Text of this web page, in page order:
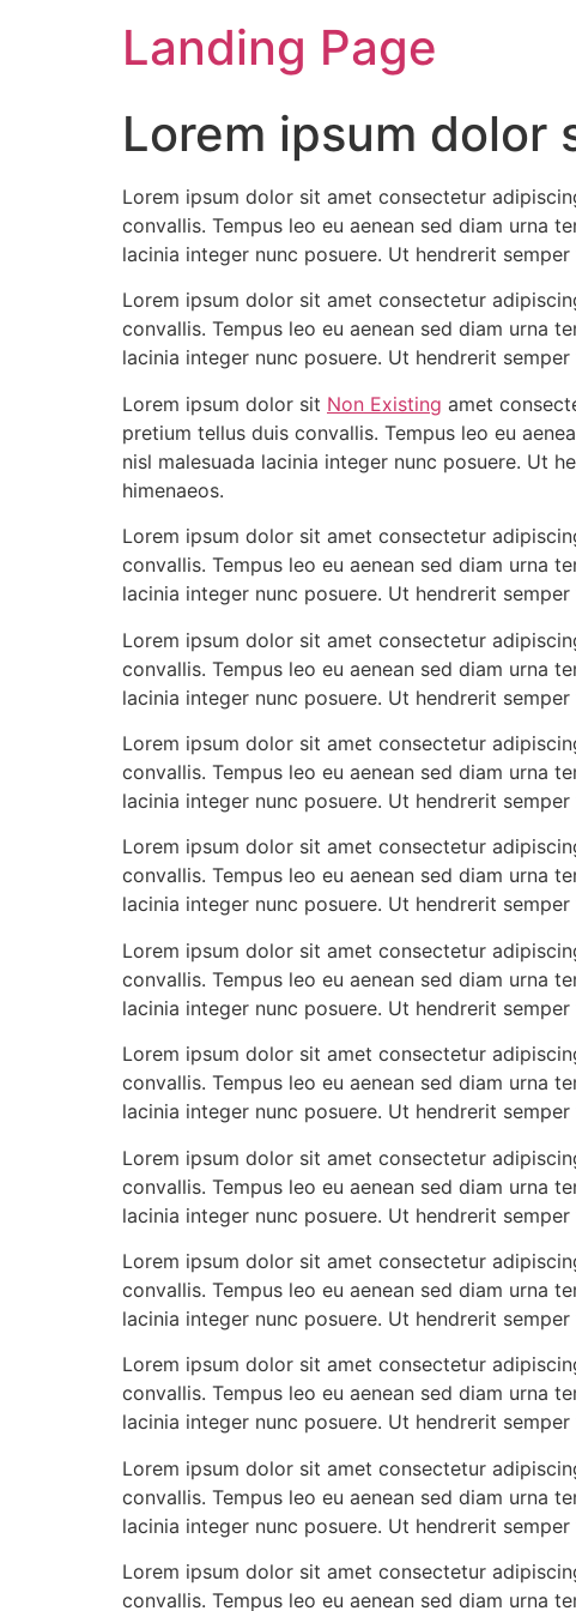
Landing Page
Lorem ipsum dolor
Lorem ipsum dolor sit amet consectetur
convallis. Tempus leo eu aenean sed diam urna
lacinia integer nunc posuere. Ut hendrerit
Lorem ipsum dolor sit amet consectetur
convallis. Tempus leo eu aenean sed diam urna
lacinia integer nunc posuere. Ut hendrerit
Lorem ipsum dolor sit Non Existing amet
pretium tellus duis convallis. Tempus leo eu
nisl malesuada lacinia integer nunc posuere. Ut
himenaeos.
Lorem ipsum dolor sit amet consectetur
convallis. Tempus leo eu aenean sed diam urna
lacinia integer nunc posuere. Ut hendrerit
Lorem ipsum dolor sit amet consectetur
convallis. Tempus leo eu aenean sed diam urna
lacinia integer nunc posuere. Ut hendrerit
Lorem ipsum dolor sit amet consectetur
convallis. Tempus leo eu aenean sed diam urna
lacinia integer nunc posuere. Ut hendrerit
Lorem ipsum dolor sit amet consectetur
convallis. Tempus leo eu aenean sed diam urna
lacinia integer nunc posuere. Ut hendrerit
Lorem ipsum dolor sit amet consectetur
convallis. Tempus leo eu aenean sed diam urna
lacinia integer nunc posuere. Ut hendrerit
Lorem ipsum dolor sit amet consectetur
convallis. Tempus leo eu aenean sed diam urna
lacinia integer nunc posuere. Ut hendrerit
Lorem ipsum dolor sit amet consectetur
convallis. Tempus leo eu aenean sed diam urna
lacinia integer nunc posuere. Ut hendrerit
Lorem ipsum dolor sit amet consectetur
convallis. Tempus leo eu aenean sed diam urna
lacinia integer nunc posuere. Ut hendrerit
Lorem ipsum dolor sit amet consectetur
convallis. Tempus leo eu aenean sed diam urna
lacinia integer nunc posuere. Ut hendrerit
Lorem ipsum dolor sit amet consectetur
convallis. Tempus leo eu aenean sed diam urna
lacinia integer nunc posuere. Ut hendrerit
Lorem ipsum dolor sit amet consectetur
convallis. Tempus leo eu aenean sed diam urna